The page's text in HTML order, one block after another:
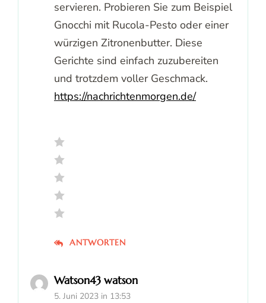
ANTWORTEN
servieren. Probieren Sie zum Beispiel
Gnocchi mit Rucola-Pesto oder einer
würzigen Zitronenbutter. Diese
Gerichte sind einfach zuzubereiten
und trotzdem voller Geschmack.
https://nachrichtenmorgen.de/
Watson43 watson
5. Juni 2023 in 13:53